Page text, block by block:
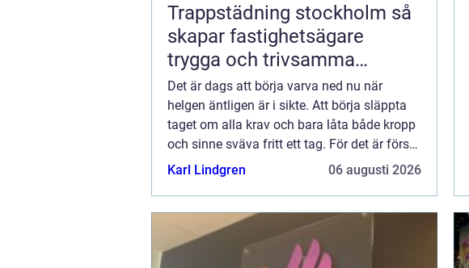
Trappstädning stockholm så
skapar fastighetsägare
trygga och trivsamma
trapphus
Det är dags att börja varva ned nu när
helgen äntligen är i sikte. Att börja släppta
taget om alla krav och bara låta både kropp
och sinne sväva fritt ett tag. För det är först
då som vi också kan släppa fram de
Karl Lindgren 06 augusti 2026